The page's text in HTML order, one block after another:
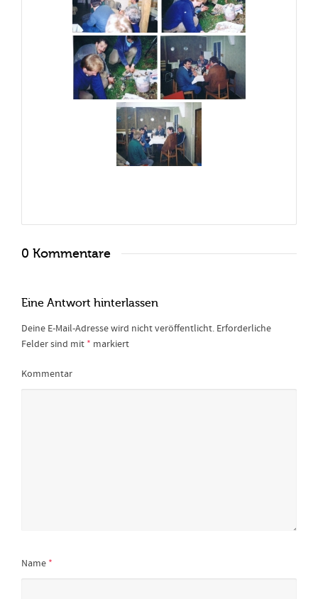
0 Kommentare
Eine Antwort hinterlassen
Deine E-Mail-Adresse wird nicht veröffentlicht. Erforderliche
Felder sind mit * markiert
Kommentar
Name *